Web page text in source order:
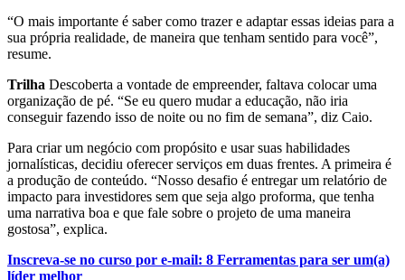
“O mais importante é saber como trazer e adaptar essas ideias para a
sua própria realidade, de maneira que tenham sentido para você”,
resume.
Trilha Descoberta a vontade de empreender, faltava colocar uma
organização de pé. “Se eu quero mudar a educação, não iria
conseguir fazendo isso de noite ou no fim de semana”, diz Caio.
Para criar um negócio com propósito e usar suas habilidades
jornalísticas, decidiu oferecer serviços em duas frentes. A primeira é
a produção de conteúdo. “Nosso desafio é entregar um relatório de
impacto para investidores sem que seja algo proforma, que tenha
uma narrativa boa e que fale sobre o projeto de uma maneira
gostosa”, explica.
Inscreva-se no curso por e-mail: 8 Ferramentas para ser um(a)
líder melhor